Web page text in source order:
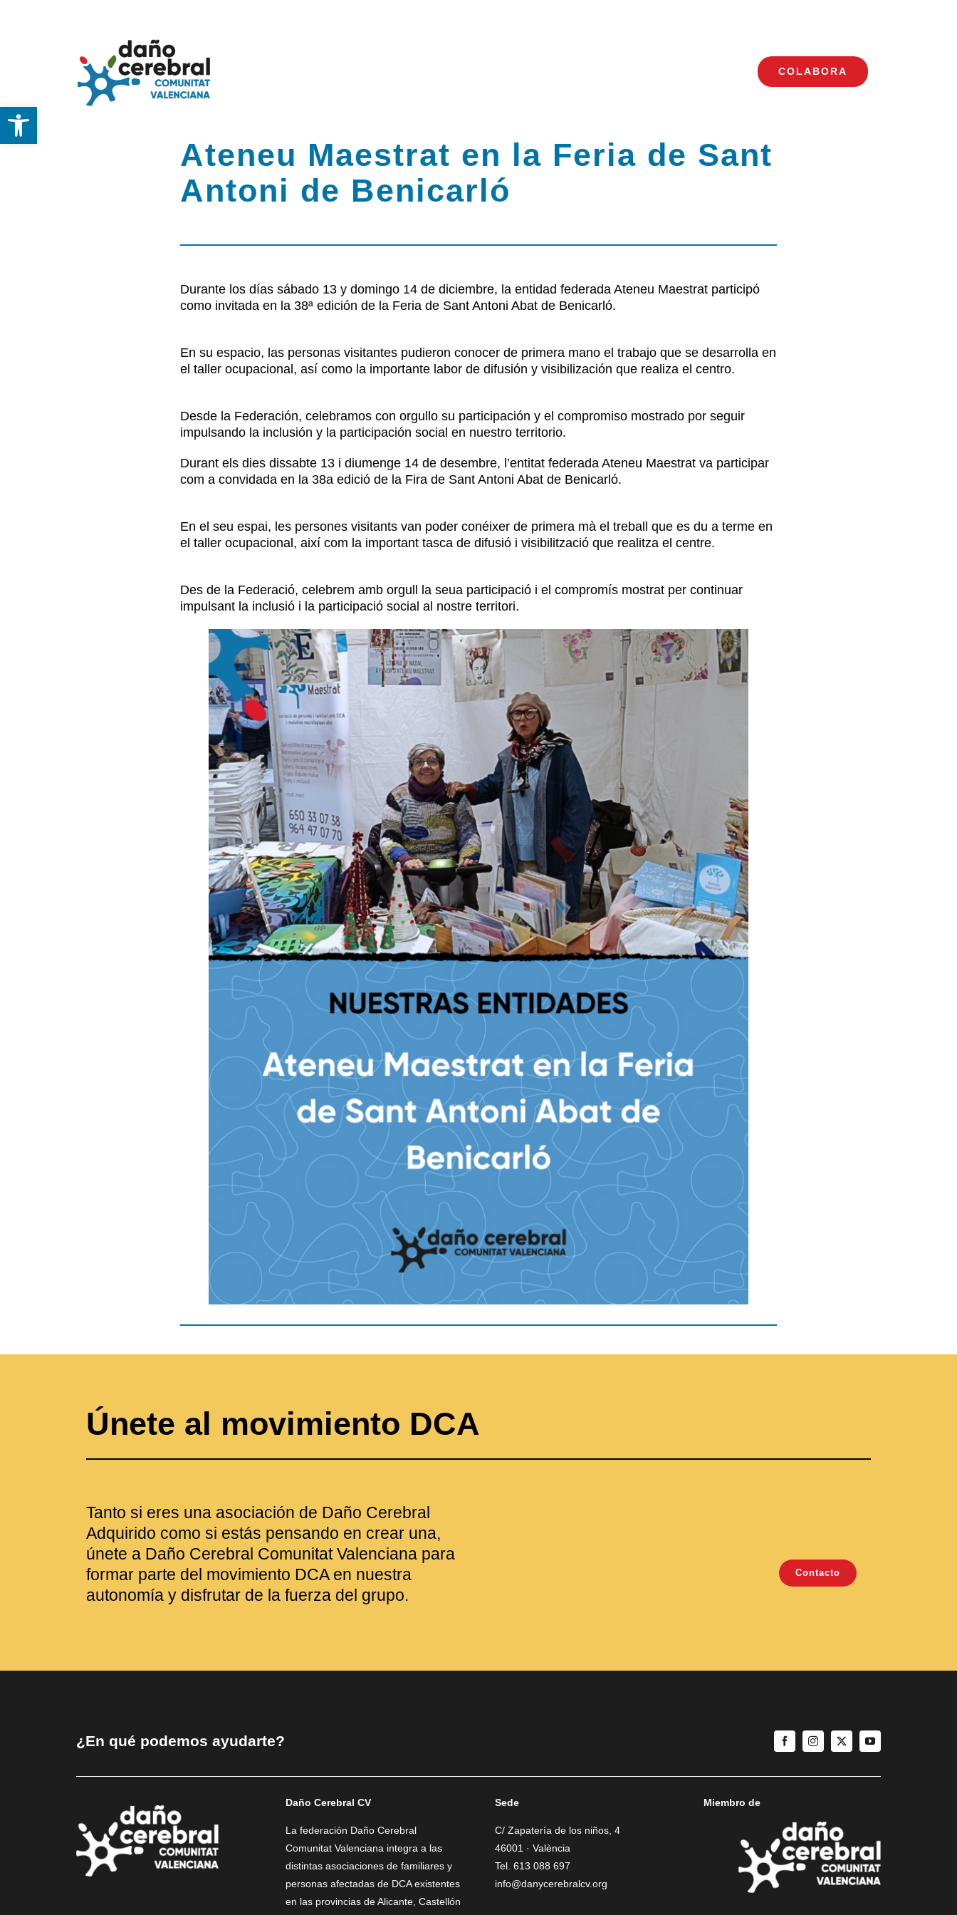
Abrir barra de herramientas
Toggle
Noticias
Contacto
COLABORA
Ateneu Maestrat en la Feria de Sant
Antoni de Benicarló
Durante los días sábado 13 y domingo 14 de diciembre, la entidad federada Ateneu Maestrat participó
como invitada en la 38ª edición de la Feria de Sant Antoni Abat de Benicarló.
En su espacio, las personas visitantes pudieron conocer de primera mano el trabajo que se desarrolla en
el taller ocupacional, así como la importante labor de difusión y visibilización que realiza el centro.
Desde la Federación, celebramos con orgullo su participación y el compromiso mostrado por seguir
impulsando la inclusión y la participación social en nuestro territorio.
Durant els dies dissabte 13 i diumenge 14 de desembre, l’entitat federada Ateneu Maestrat va participar
com a convidada en la 38a edició de la Fira de Sant Antoni Abat de Benicarló.
En el seu espai, les persones visitants van poder conéixer de primera mà el treball que es du a terme en
el taller ocupacional, així com la important tasca de difusió i visibilització que realitza el centre.
Des de la Federació, celebrem amb orgull la seua participació i el compromís mostrat per continuar
impulsant la inclusió i la participació social al nostre territori.
Únete al movimiento DCA
Tanto si eres una asociación de Daño Cerebral
Adquirido como si estás pensando en crear una,
únete a Daño Cerebral Comunitat Valenciana para
formar parte del movimiento DCA en nuestra
autonomía y disfrutar de la fuerza del grupo.
Contacto
¿En qué podemos ayudarte?
Daño Cerebral CV
La federación Daño Cerebral
Comunitat Valenciana integra a las
distintas asociaciones de familiares y
personas afectadas de DCA existentes
en las provincias de Alicante, Castellón
Sede
C/ Zapatería de los niños, 4
46001 · València
Tel. 613 088 697
info@danycerebralcv.org
Miembro de